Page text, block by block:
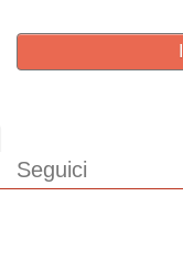
Seguici